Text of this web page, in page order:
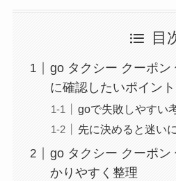
目
go タクシー クーポン
に確認したいポイント
goで失敗しやすい
先に決めると迷い
go タクシー クーポン
かりやすく整理